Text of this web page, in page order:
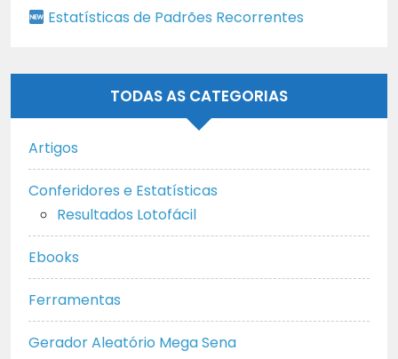
Estatísticas de Padrões Recorrentes
TODAS AS CATEGORIAS
Artigos
Conferidores e Estatísticas
Resultados Lotofácil
Ebooks
Ferramentas
Gerador Aleatório Mega Sena